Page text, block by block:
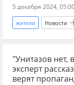
5 декабря 2024,
жители Новости
Алеппо Илья
террорист
детали Турция
"Унитазов нет,
эксперт
верят